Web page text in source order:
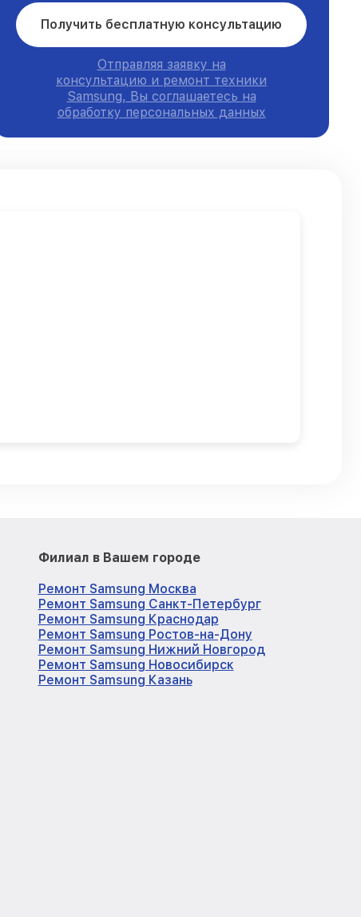
Получить бесплатную консультацию
Отправляя заявку на
консультацию и ремонт техники
Samsung, Вы соглашаетесь на
обработку персональных данных
Филиал в Вашем городе
Ремонт Samsung Москва
Ремонт Samsung Санкт-Петербург
Ремонт Samsung Краснодар
Ремонт Samsung Ростов-на-Дону
Ремонт Samsung Нижний Новгород
Ремонт Samsung Новосибирск
Ремонт Samsung Казань